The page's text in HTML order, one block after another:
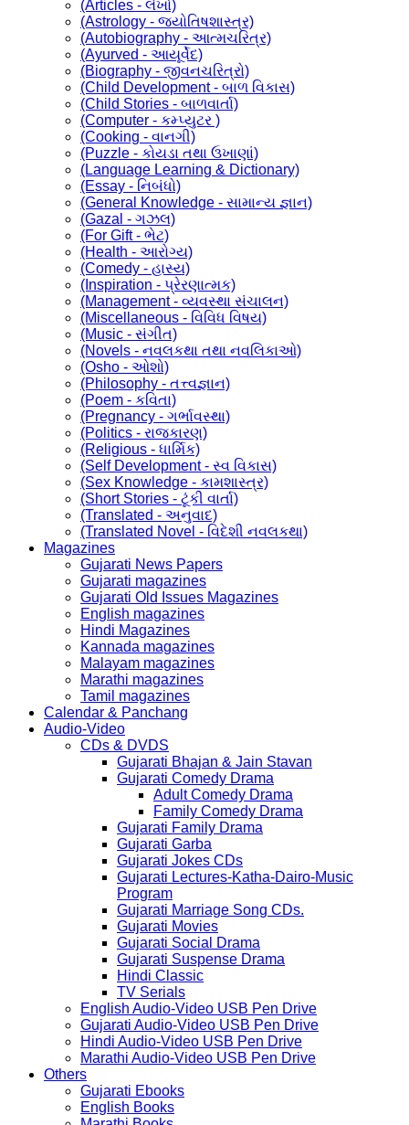
(Articles - લેખો)
(Astrology - જ્યોતિષશાસ્ત્ર)
(Autobiography - આત્મચરિત્ર)
(Ayurved - આયૂર્વેદ)
(Biography - જીવનચરિત્રો)
(Child Development - બાળ વિકાસ)
(Child Stories - બાળવાર્તા)
(Computer - કમ્પ્યુટર )
(Cooking - વાનગી)
(Puzzle - કોયડા તથા ઉખાણાં)
(Language Learning & Dictionary)
(Essay - નિબંધો)
(General Knowledge - સામાન્ય જ્ઞાન)
(Gazal - ગઝલ)
(For Gift - ભેટ)
(Health - આરોગ્ય)
(Comedy - હાસ્ય)
(Inspiration - પ્રેરણાત્મક)
(Management - વ્યવસ્થા સંચાલન)
(Miscellaneous - વિવિધ વિષય)
(Music - સંગીત)
(Novels - નવલકથા તથા નવલિકાઓ)
(Osho - ઓશો)
(Philosophy - તત્ત્વજ્ઞાન)
(Poem - કવિતા)
(Pregnancy - ગર્ભાવસ્થા)
(Politics - રાજકારણ)
(Religious - ધાર્મિક)
(Self Development - સ્વ વિકાસ)
(Sex Knowledge - કામશાસ્ત્ર)
(Short Stories - ટૂંકી વાર્તા)
(Translated - અનુવાદ)
(Translated Novel - વિદેશી નવલકથા)
Magazines
Gujarati News Papers
Gujarati magazines
Gujarati Old Issues Magazines
English magazines
Hindi Magazines
Kannada magazines
Malayam magazines
Marathi magazines
Tamil magazines
Calendar & Panchang
Audio-Video
CDs & DVDS
Gujarati Bhajan & Jain Stavan
Gujarati Comedy Drama
Adult Comedy Drama
Family Comedy Drama
Gujarati Family Drama
Gujarati Garba
Gujarati Jokes CDs
Gujarati Lectures-Katha-Dairo-Music
Program
Gujarati Marriage Song CDs.
Gujarati Movies
Gujarati Social Drama
Gujarati Suspense Drama
Hindi Classic
TV Serials
English Audio-Video USB Pen Drive
Gujarati Audio-Video USB Pen Drive
Hindi Audio-Video USB Pen Drive
Marathi Audio-Video USB Pen Drive
Others
Gujarati Ebooks
English Books